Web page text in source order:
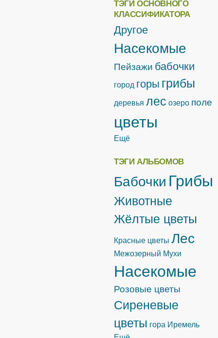
ТЭГИ ОСНОВНОГО
КЛАССИФИКАТОРА
Другое
Насекомые
Пейзажи бабочки
город горыгрибы
деревья лес озеро поле
цветы
Ещё
ТЭГИ АЛЬБОМОВ
БабочкиГрибы
Животные
Жёлтые цветы
Красные цветы Лес
Межозерный Мухи
Насекомые
Розовые цветы
Сиреневые
цветы гора Иремель